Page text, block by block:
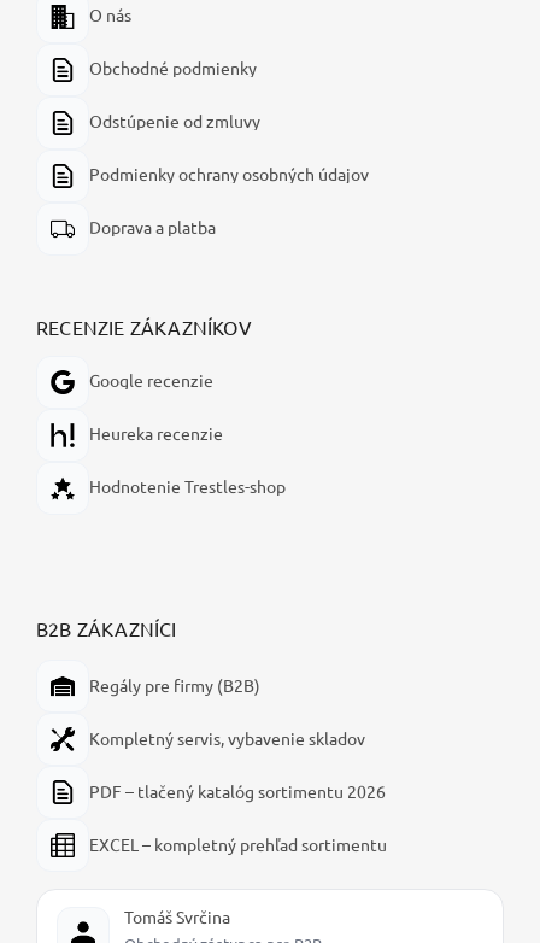
O nás
Obchodné podmienky
Odstúpenie od zmluvy
Podmienky ochrany osobných údajov
Doprava a platba
RECENZIE ZÁKAZNÍKOV
Google recenzie
Heureka recenzie
Hodnotenie Trestles-shop
B2B ZÁKAZNÍCI
Regály pre firmy (B2B)
Kompletný servis, vybavenie skladov
PDF – tlačený katalóg sortimentu 2026
EXCEL – kompletný prehľad sortimentu
Tomáš Svrčina